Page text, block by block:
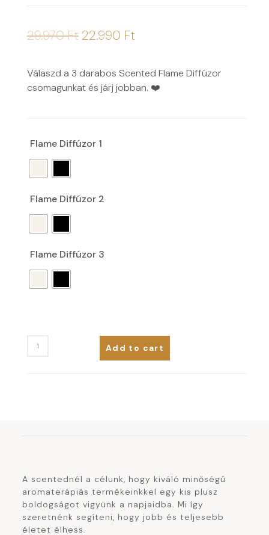
29.970Ft 22.990 Ft
Válaszd a 3 darabos Scented Flame Diffúzor
csomagunkat és járj jobban. ❤️
Flame Diffúzor 1
Flame Diffúzor 2
Flame Diffúzor 3
Add to cart
A scentednél a célunk, hogy kiváló minőségű
aromaterápiás termékeinkkel egy kis plusz
boldogságot vigyünk a napjaidba. Mi így
szeretnénk segíteni, hogy jobb és teljesebb
életet élhess.